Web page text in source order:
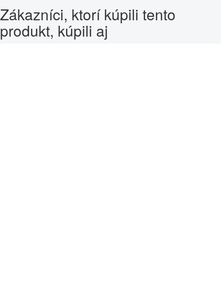
Zákazníci, ktorí kúpili tento
produkt, kúpili aj